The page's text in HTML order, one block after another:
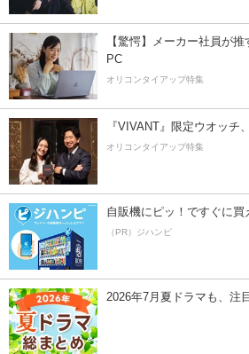
【驚愕】メーカー社員が
PC
オリコンタイアップ特集
『VIVANT』限定ウオッチ
オリコンタイアップ特集
自販機にピッ！ですぐに買
（PR）ジハンピ
2026年7月夏ドラマも、注